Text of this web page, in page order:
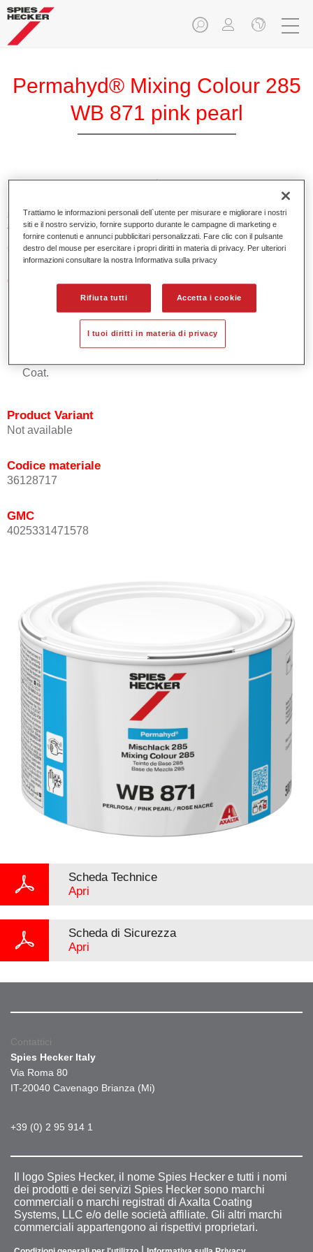
Permahyd® Mixing Colour 285
WB 871 pink pearl
Permahyd Mixing Colour 285 è adatto per un uso con
Permahyd Pearl Base Coat 285, un sistema di base opaca
all’acqua di alta qualità. È basata su una speciale
tecnologia di dispersione poliuretanica per vernici pastello e
ad effetto.
Caratteristiche del prodotto
Applicazione semplice e veloce in 1,5 mani.
Buona verticalità.
Coat.
Product Variant
Not available
Codice materiale
36128717
GMC
4025331471578
Scheda Technice
Apri
Scheda di Sicurezza
Apri
Contattici
Spies Hecker Italy
Via Roma 80
IT-20040 Cavenago Brianza (Mi)
+39 (0) 2 95 914 1
Il logo Spies Hecker, il nome Spies Hecker e tutti i nomi
dei prodotti e dei servizi Spies Hecker sono marchi
commerciali o marchi registrati di Axalta Coating
Systems, LLC e/o delle società affiliate. Gli altri marchi
commerciali appartengono ai rispettivi proprietari.
Trattiamo le informazioni personali dell`utente per misurare e migliorare i nostri
siti e il nostro servizio, fornire supporto durante le campagne di marketing e
fornire contenuti e annunci pubblicitari personalizzati. Fare clic con il pulsante
destro del mouse per esercitare i propri diritti in materia di privacy. Per ulteriori
informazioni consultare la nostra Informativa sulla privacy
Rifiuta tutti Accetta i cookie
I tuoi diritti in materia di privacy